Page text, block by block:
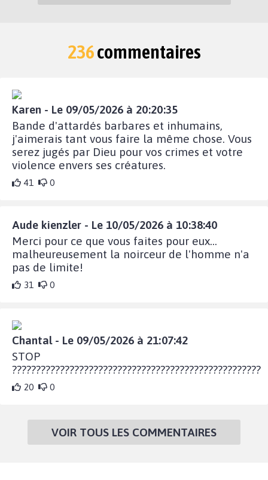
236commentaires
Karen - Le 09/05/2026 à 20:20:35
Bande d'attardés barbares et inhumains,
j'aimerais tant vous faire la même chose. Vous
serez jugés par Dieu pour vos crimes et votre
violence envers ses créatures.
41 0
Aude kienzler - Le 10/05/2026 à 10:38:40
Merci pour ce que vous faites pour eux...
malheureusement la noirceur de l'homme n'a
pas de limite!
31 0
Chantal - Le 09/05/2026 à 21:07:42
STOP
????????????????????????????????????????????????????
20 0
VOIR TOUS LES COMMENTAIRES